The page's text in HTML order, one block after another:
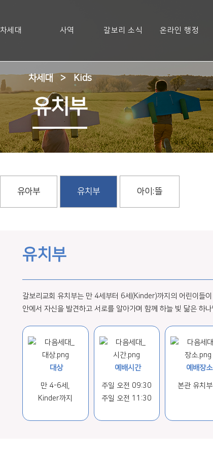
차세대 사역 갈보리 소식 온라인 행정
차세대 > Kids
유치부
유아부 유치부 아이:뜰
유치부
갈보리교회 유치부는 만 4세부터 6세(Kinder)까지의 어린이들
안에서 자신을 발견하고 서로를 알아가며 함께 하늘 빛 닮은 하
대상
만 4-6세,
Kinder까지
예배시간
주일 오전 09:30
주일 오전 11:30
예배장소
본관 유치부